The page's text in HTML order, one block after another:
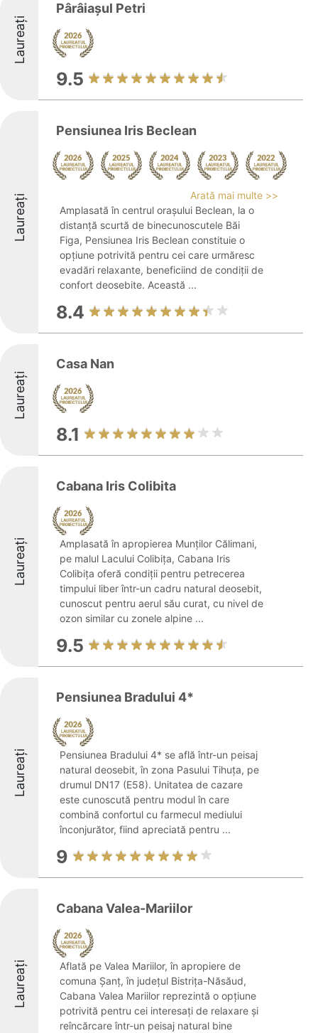
Laureați
Pârâiașul Petri
9.5
Laureați
Pensiunea Iris Beclean
Arată mai multe >>
Amplasată în centrul orașului Beclean, la o
distanță scurtă de binecunoscutele Băi
Figa, Pensiunea Iris Beclean constituie o
opțiune potrivită pentru cei care urmăresc
evadări relaxante, beneficiind de condiții de
confort deosebite. Această ...
8.4
Laureați
Casa Nan
8.1
Laureați
Cabana Iris Colibita
Amplasată în apropierea Munților Călimani,
pe malul Lacului Colibița, Cabana Iris
Colibița oferă condiții pentru petrecerea
timpului liber într-un cadru natural deosebit,
cunoscut pentru aerul său curat, cu nivel de
ozon similar cu zonele alpine ...
9.5
Laureați
Pensiunea Bradului 4*
Pensiunea Bradului 4* se află într-un peisaj
natural deosebit, în zona Pasului Tihuța, pe
drumul DN17 (E58). Unitatea de cazare
este cunoscută pentru modul în care
combină confortul cu farmecul mediului
înconjurător, fiind apreciată pentru ...
9
Laureați
Cabana Valea-Mariilor
Aflată pe Valea Mariilor, în apropiere de
comuna Șanț, în județul Bistrița-Năsăud,
Cabana Valea Mariilor reprezintă o opțiune
potrivită pentru cei interesați de relaxare și
reîncărcare într-un peisaj natural bine